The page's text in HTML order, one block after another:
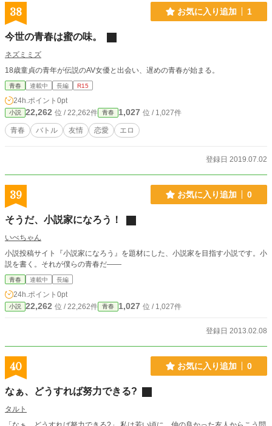
38 お気に入り追加 1
今世の青春は蜜の味。
ネズミミズ
18歳童貞の青年が伝説のAV女優と出会い、遅めの青春が始まる。
青春 連載中 長編 R15
24h.ポイント 0pt
小説 22,262 位 / 22,262件 青春 1,027 位 / 1,027件
青春 バトル 友情 恋愛 エロ
登録日 2019.07.02
39 お気に入り追加 0
そうだ、小説家になろう！
いべちゃん
小説投稿サイト『小説家になろう』を題材にした、小説家を目指す小説です。小
説を書く。それが僕らの青春だ――
青春 連載中 長編
24h.ポイント 0pt
小説 22,262 位 / 22,262件 青春 1,027 位 / 1,027件
登録日 2013.02.08
40 お気に入り追加 0
なぁ、どうすれば努力できる?
タルト